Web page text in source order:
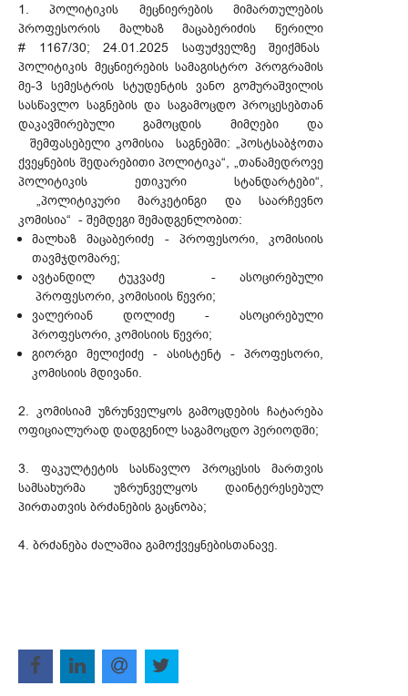
1. პოლიტიკის მეცნიერების მიმართულების
პროფესორის მალხაზ მაცაბერიძის წერილი
# 1167/30; 24.01.2025 საფუძველზე შეიქმნას
პოლიტიკის მეცნიერების სამაგისტრო პროგრამის
მე-3 სემესტრის სტუდენტის ვანო გომურაშვილის
სასწავლო საგნების და საგამოცდო პროცესებთან
დაკავშირებული გამოცდის მიმღები და
შემფასებელი კომისია საგნებში: „პოსტსაბჭოთა
ქვეყნების შედარებითი პოლიტიკა“, „თანამედროვე
პოლიტიკის ეთიკური სტანდარტები“,
„პოლიტიკური მარკეტინგი და საარჩევნო
კომისია“ - შემდეგი შემადგენლობით:
მალხაზ მაცაბერიძე - პროფესორი, კომისიის
თავმჯდომარე;
ავტანდილ ტუკვაძე - ასოცირებული
პროფესორი, კომისიის წევრი;
ვალერიან დოლიძე - ასოცირებული
პროფესორი, კომისიის წევრი;
გიორგი მელიქიძე - ასისტენტ - პროფესორი,
კომისიის მდივანი.
2. კომისიამ უზრუნველყოს გამოცდების ჩატარება
ოფიციალურად დადგენილ საგამოცდო პერიოდში;
3. ფაკულტეტის სასწავლო პროცესის მართვის
სამსახურმა უზრუნველყოს დაინტერესებულ
პირთათვის ბრძანების გაცნობა;
4. ბრძანება ძალაშია გამოქვეყნებისთანავე.